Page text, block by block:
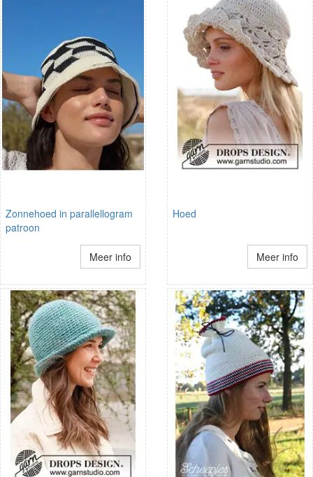
Zonnehoed in parallellogram
patroon
Meer info
Hoed
Meer info